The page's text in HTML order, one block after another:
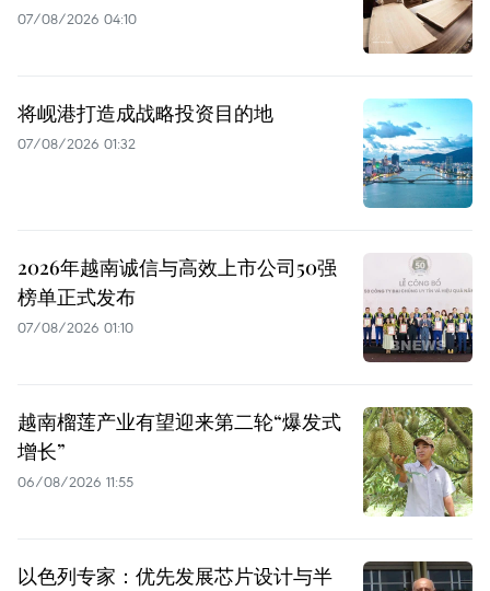
07/08/2026 04:10
将岘港打造成战略投资目的地
07/08/2026 01:32
2026年越南诚信与高效上市公司50强
榜单正式发布
07/08/2026 01:10
越南榴莲产业有望迎来第二轮“爆发式
增长”
06/08/2026 11:55
以色列专家：优先发展芯片设计与半